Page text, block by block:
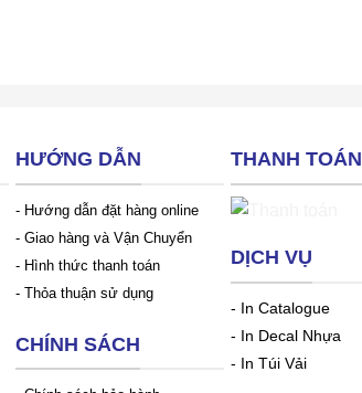
HƯỚNG DẪN
- Hướng dẫn đặt hàng online
- Giao hàng và Vận Chuyển
- Hình thức thanh toán
- Thỏa thuận sử dụng
CHÍNH SÁCH
THANH TOÁN
DỊCH VỤ
- In Catalogue
- In Decal Nhựa
- In Túi Vải